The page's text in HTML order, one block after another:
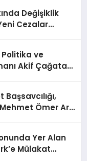
Değişiklik
Cezalar
Politika ve
Akif Çağatay
Mehmet Ömer Arif
Yer Alan
Mülakat